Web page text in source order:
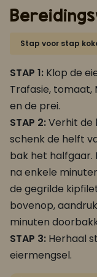
Stap voor stap
STAP 1: Klop de
Trafasie,
en de prei.
STAP 2:Verhit de
schenk de helft
bak het halfgaar.
na enkele
de gegrilde
bovenop,
minuten
STAP 3: Herhaal
eiermengsel.